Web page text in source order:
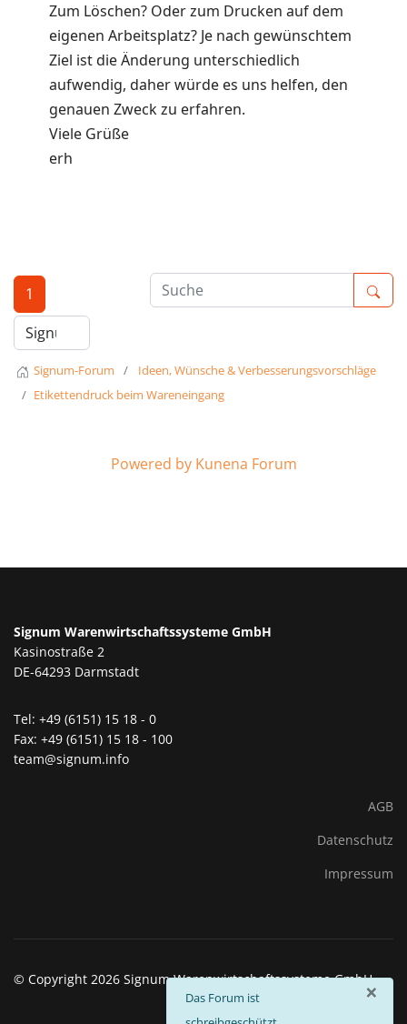
×
info
Das Forum ist
Zum Löschen? Oder zum Drucken auf dem
eigenen Arbeitsplatz? Je nach gewünschtem
Ziel ist die Änderung unterschiedlich
aufwendig, daher würde es uns helfen, den
genauen Zweck zu erfahren.
Viele Grüße
erh
1
Signum-Forum
Ideen, Wünsche & Verbesserungsvorschläge
Etikettendruck beim Wareneingang
Powered by Kunena Forum
Signum Warenwirtschaftssysteme GmbH
Kasinostraße 2
DE-64293 Darmstadt
Tel: +49 (6151) 15 18 - 0
Fax: +49 (6151) 15 18 - 100
team@signum.info
AGB
Datenschutz
Impressum
© Copyright 2026 Signum Warenwirtschaftssysteme GmbH